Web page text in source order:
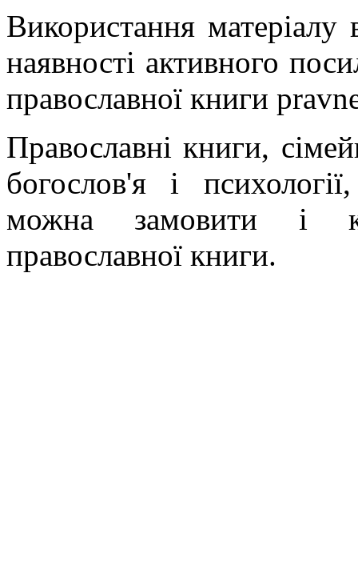
Використання матеріалу
наявності активного
православної книги
Православні книги,
богослов'я і
можна замовити і
православної книги.